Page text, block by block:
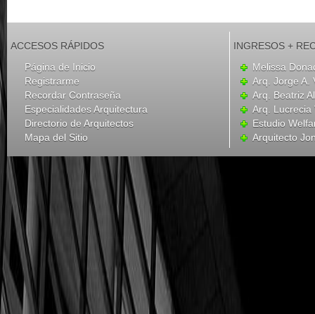
ACCESOS RÁPIDOS
Página de Inicio
Registrarme
Recordar Contraseña
Especialidades Arquitectura
Directorio de Arquitectos
Mapa del Sitio
INGRESOS +
Melissa
Arq. Jorge A.
Arq. Beatriz
Arq. Lucrecia
Estudio
Arquitecto